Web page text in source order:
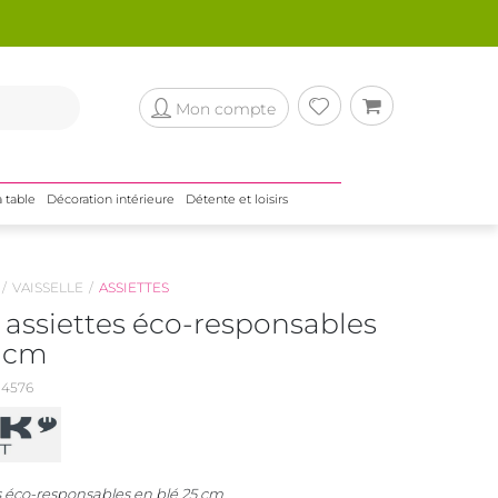
Mon compte
table Décoration intérieure Détente et loisirs
VAISSELLE ASSIETTES
assiettes éco-responsables
éco-responsables en blé 25 cm